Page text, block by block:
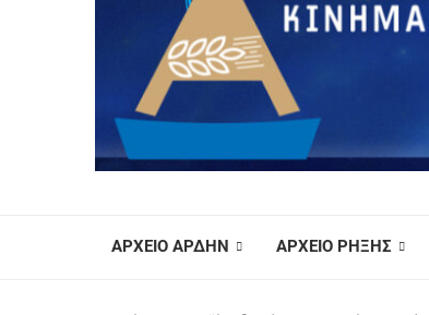
ΑΡΧΕΙΟ ΑΡΔΗΝ ΑΡΧΕΙΟ ΡΗΞΗΣ